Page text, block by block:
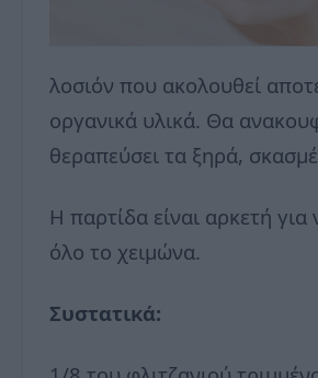
λοσιόν που ακολουθεί
οργανικά υλικά. Θα
θεραπεύσει τα ξηρά,
Η παρτίδα είναι αρκετή για
όλο το χειμώνα.
Συστατικά: